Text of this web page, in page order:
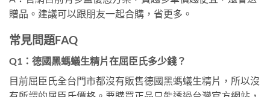
贈品。建議可以跟朋友一起合購，省更多。
常見問題FAQ
Q1：德國黑螞蟻生精片在屈臣氏多少錢？
目前屈臣氏全台門市都沒有販售德國黑螞蟻生精片，所以沒